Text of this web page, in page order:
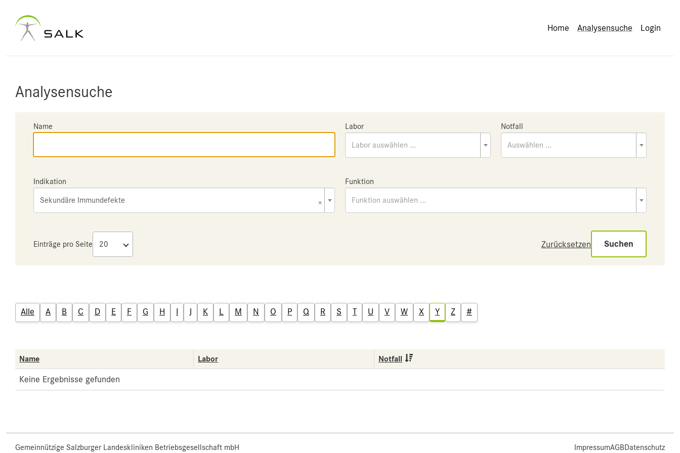
Home Analysensuche Login
Analysensuche
Name Labor
Labor auswählen ...
Notfall
Auswählen ...
Indikation
×
Sekundäre Immundefekte
Funktion
Funktion auswählen ...
Einträge pro Seite Zurücksetzen Suchen
Alle A B C D E F G H I J K L M N O P Q R S T U V W X Y Z #
Name Labor Notfall
Keine Ergebnisse gefunden
Gemeinnützige Salzburger Landeskliniken Betriebsgesellschaft mbH ImpressumAGBDatenschutz